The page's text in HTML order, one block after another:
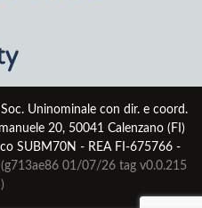
Uninominale con dir. e coord.
20, 50041 Calenzano (FI)
SUBM70N - REA FI-675766 -
01/07/26 tag v0.0.215
)